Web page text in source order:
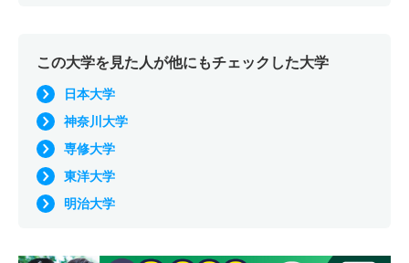
この大学を見た人が他にもチェックした大学
日本大学
神奈川大学
専修大学
東洋大学
明治大学